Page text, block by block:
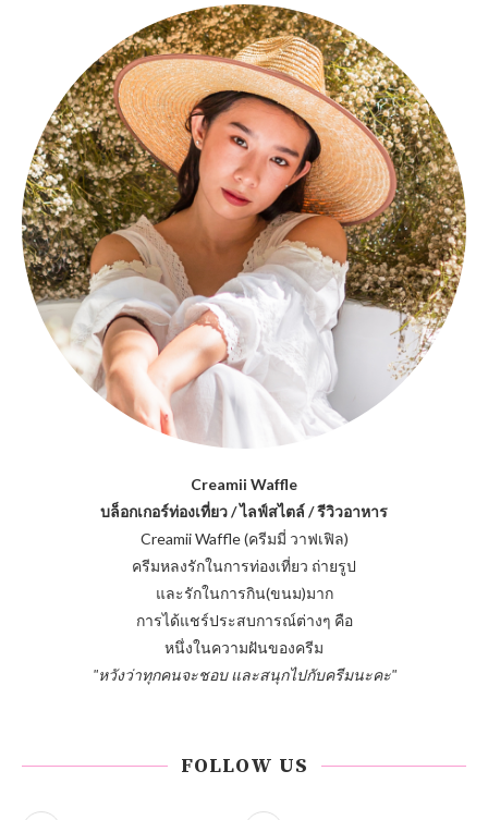
Creamii Waffle
บล็อกเกอร์ท่องเที่ยว / ไลฟ์สไตล์ / รีวิวอาหาร
Creamii Waffle (ครีมมี่ วาฟเฟิล)
ครีมหลงรักในการท่องเที่ยว ถ่ายรูป
และรักในการกิน(ขนม)มาก
การได้แชร์ประสบการณ์ต่างๆ คือ
หนึ่งในความฝันของครีม
"หวังว่าทุกคนจะชอบ และสนุกไปกับครีมนะคะ"
FOLLOW US